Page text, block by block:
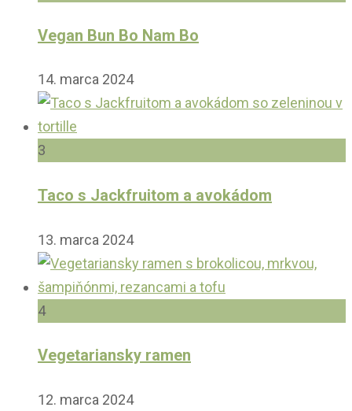
Vegan Bun Bo Nam Bo
14. marca 2024
3
Taco s Jackfruitom a avokádom
13. marca 2024
4
Vegetariansky ramen
12. marca 2024